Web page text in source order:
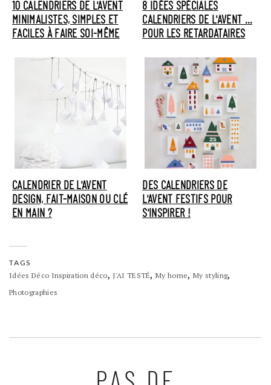
10 CALENDRIERS DE L'AVENT
MINIMALISTES, SIMPLES ET
FACILES À FAIRE SOI-MÊME
8 IDÉES SPÉCIALES
CALENDRIERS DE L'AVENT …
POUR LES RETARDATAIRES
CALENDRIER DE L'AVENT
DESIGN, FAIT-MAISON OU CLÉ
EN MAIN ?
DES CALENDRIERS DE
L'AVENT FESTIFS POUR
S'INSPIRER !
TAGS
Idées Déco Inspiration déco, J'AI TESTÉ,My home,My styling,
Photographies